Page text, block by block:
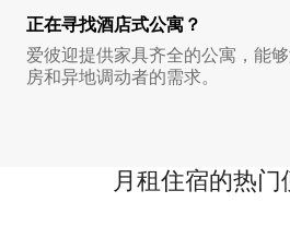
正在寻找酒店式公寓？
爱彼迎提供家具齐全的公寓，能
房和异地调动者的需求。
月租住宿的热门